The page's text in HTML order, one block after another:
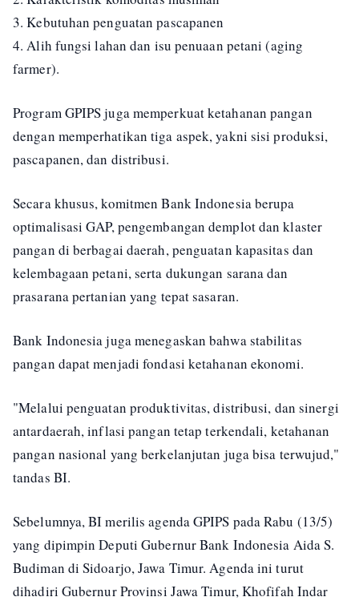
3. Kebutuhan penguatan pascapanen
4. Alih fungsi lahan dan isu penuaan petani (aging
farmer).
Program GPIPS juga memperkuat ketahanan pangan
dengan memperhatikan tiga aspek, yakni sisi produksi,
pascapanen, dan distribusi.
Secara khusus, komitmen Bank Indonesia berupa
optimalisasi GAP, pengembangan demplot dan klaster
pangan di berbagai daerah, penguatan kapasitas dan
kelembagaan petani, serta dukungan sarana dan
prasarana pertanian yang tepat sasaran.
Bank Indonesia juga menegaskan bahwa stabilitas
pangan dapat menjadi fondasi ketahanan ekonomi.
"Melalui penguatan produktivitas, distribusi, dan sinergi
antardaerah, inflasi pangan tetap terkendali, ketahanan
pangan nasional yang berkelanjutan juga bisa terwujud,"
tandas BI.
Sebelumnya, BI merilis agenda GPIPS pada Rabu (13/5)
yang dipimpin Deputi Gubernur Bank Indonesia Aida S.
Budiman di Sidoarjo, Jawa Timur. Agenda ini turut
dihadiri Gubernur Provinsi Jawa Timur, Khofifah Indar